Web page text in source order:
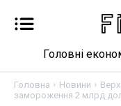
Головні
Головна Новини
замороження 2 млрд